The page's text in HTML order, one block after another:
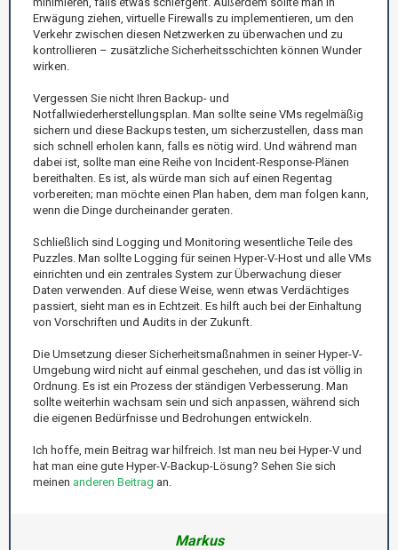
Erwägung ziehen, virtuelle Firewalls zu implementieren, um den
Verkehr zwischen diesen Netzwerken zu überwachen und zu
kontrollieren – zusätzliche Sicherheitsschichten können Wunder
wirken.
Vergessen Sie nicht Ihren Backup- und
Notfallwiederherstellungsplan. Man sollte seine VMs regelmäßig
sichern und diese Backups testen, um sicherzustellen, dass man
sich schnell erholen kann, falls es nötig wird. Und während man
dabei ist, sollte man eine Reihe von Incident-Response-Plänen
bereithalten. Es ist, als würde man sich auf einen Regentag
vorbereiten; man möchte einen Plan haben, dem man folgen kann,
wenn die Dinge durcheinander geraten.
Schließlich sind Logging und Monitoring wesentliche Teile des
Puzzles. Man sollte Logging für seinen Hyper-V-Host und alle VMs
einrichten und ein zentrales System zur Überwachung dieser
Daten verwenden. Auf diese Weise, wenn etwas Verdächtiges
passiert, sieht man es in Echtzeit. Es hilft auch bei der Einhaltung
von Vorschriften und Audits in der Zukunft.
Die Umsetzung dieser Sicherheitsmaßnahmen in seiner Hyper-V-
Umgebung wird nicht auf einmal geschehen, und das ist völlig in
Ordnung. Es ist ein Prozess der ständigen Verbesserung. Man
sollte weiterhin wachsam sein und sich anpassen, während sich
die eigenen Bedürfnisse und Bedrohungen entwickeln.
Ich hoffe, mein Beitrag war hilfreich. Ist man neu bei Hyper-V und
hat man eine gute Hyper-V-Backup-Lösung? Sehen Sie sich
meinen anderen Beitrag an.
Markus